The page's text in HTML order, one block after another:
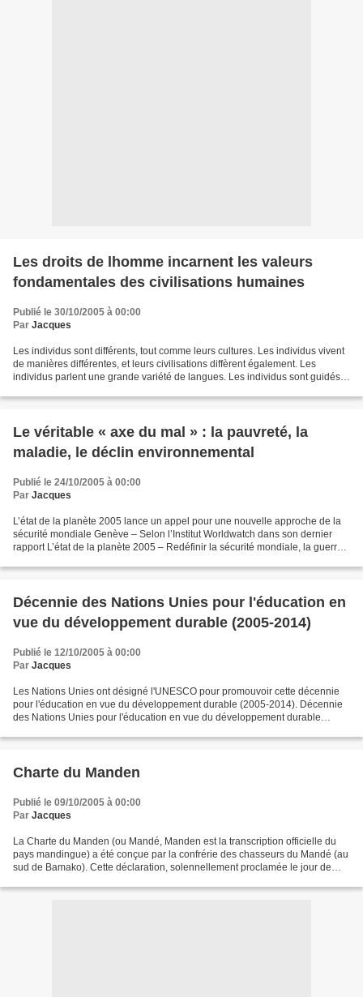
Les droits de lhomme incarnent les valeurs
fondamentales des civilisations humaines
Publié le 30/10/2005 à 00:00
Par Jacques
Les individus sont différents, tout comme leurs cultures. Les individus vivent
de manières différentes, et leurs civilisations diffèrent également. Les
individus parlent une grande variété de langues. Les individus sont guidés
Le véritable « axe du mal » : la pauvreté, la
maladie, le déclin environnemental
Publié le 24/10/2005 à 00:00
Par Jacques
L’état de la planète 2005 lance un appel pour une nouvelle approche de la
sécurité mondiale Genève – Selon l’Institut Worldwatch dans son dernier
rapport L’état de la planète 2005 – Redéfinir la sécurité mondiale, la guerre
Décennie des Nations Unies pour l'éducation en
vue du développement durable (2005-2014)
Publié le 12/10/2005 à 00:00
Par Jacques
Les Nations Unies ont désigné l'UNESCO pour promouvoir cette décennie
pour l'éducation en vue du développement durable (2005-2014). Décennie
des Nations Unies pour l'éducation en vue du développement durable
Charte du Manden
Publié le 09/10/2005 à 00:00
Par Jacques
La Charte du Manden (ou Mandé, Manden est la transcription officielle du
pays mandingue) a été conçue par la confrérie des chasseurs du Mandé (au
sud de Bamako). Cette déclaration, solennellement proclamée le jour de